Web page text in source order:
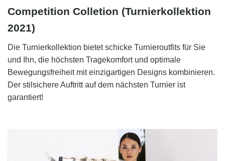
Competition Colletion (Turnierkollektion
2021)
Die Turnierkollektion bietet schicke Turnieroutfits für Sie
und Ihn, die höchsten Tragekomfort und optimale
Bewegungsfreiheit mit einzigartigen Designs kombinieren.
Der stilsichere Auftritt auf dem nächsten Turnier ist
garantiert!